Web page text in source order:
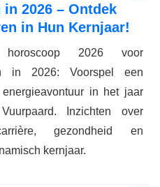
2026 – Ontdek
in Hun Kernjaar!
horoscoop 2026 voor
in 2026: Voorspel een
in het jaar
Inzichten over
gezondheid en
kernjaar.